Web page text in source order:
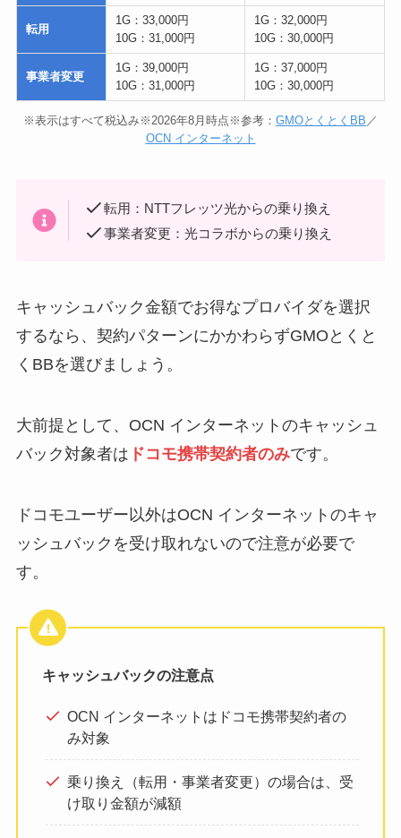
転用
1G：33,000円
10G：31,000円
1G：32,000円
10G：30,000円
事業者変更
1G：39,000円
10G：31,000円
1G：37,000円
10G：30,000円
※表示はすべて税込み※2026年8月時点※参考： GMOとくとくBB ／
OCN インターネット
転用：NTTフレッツ光からの乗り換え
事業者変更：光コラボからの乗り換え
キャッシュバック金額でお得なプロバイダを選択
するなら、契約パターンにかかわらずGMOとくと
くBBを選びましょう。
大前提として、OCN インターネットのキャッシュ
バック対象者は ドコモ携帯契約者のみです。
ドコモユーザー以外はOCN インターネットのキャ
ッシュバックを受け取れないので注意が必要で
す。
キャッシュバックの注意点
OCN インターネットはドコモ携帯契約者の
み対象
乗り換え（転用・事業者変更）の場合は、受
け取り金額が減額